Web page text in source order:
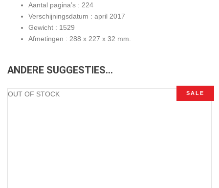
Aantal pagina’s : 224
Verschijningsdatum : april 2017
Gewicht : 1529
Afmetingen : 288 x 227 x 32 mm.
ANDERE SUGGESTIES…
OUT OF STOCK SALE